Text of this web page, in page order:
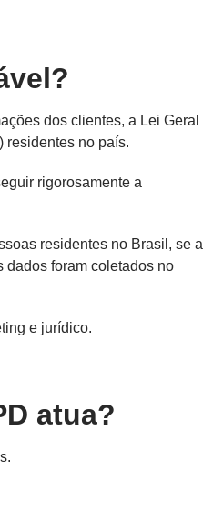
dos clientes, a Lei Geral
residentes no país.
rigorosamente a
residentes no Brasil, se a
dados foram coletados no
e jurídico.
atua?